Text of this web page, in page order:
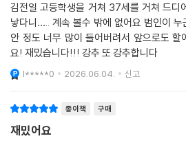
김전일 고등학생을 거쳐 37세를 거쳐 드디
낳다니….. 계속 볼수 밖에 없어요 범인이
안 정도 너무 많이 들어버려서 앞으로도
요! 재밌습니다!!! 강추 또 강추합니다
l*****0 2026.06.04. 신고
종이책 구매
재밌어요